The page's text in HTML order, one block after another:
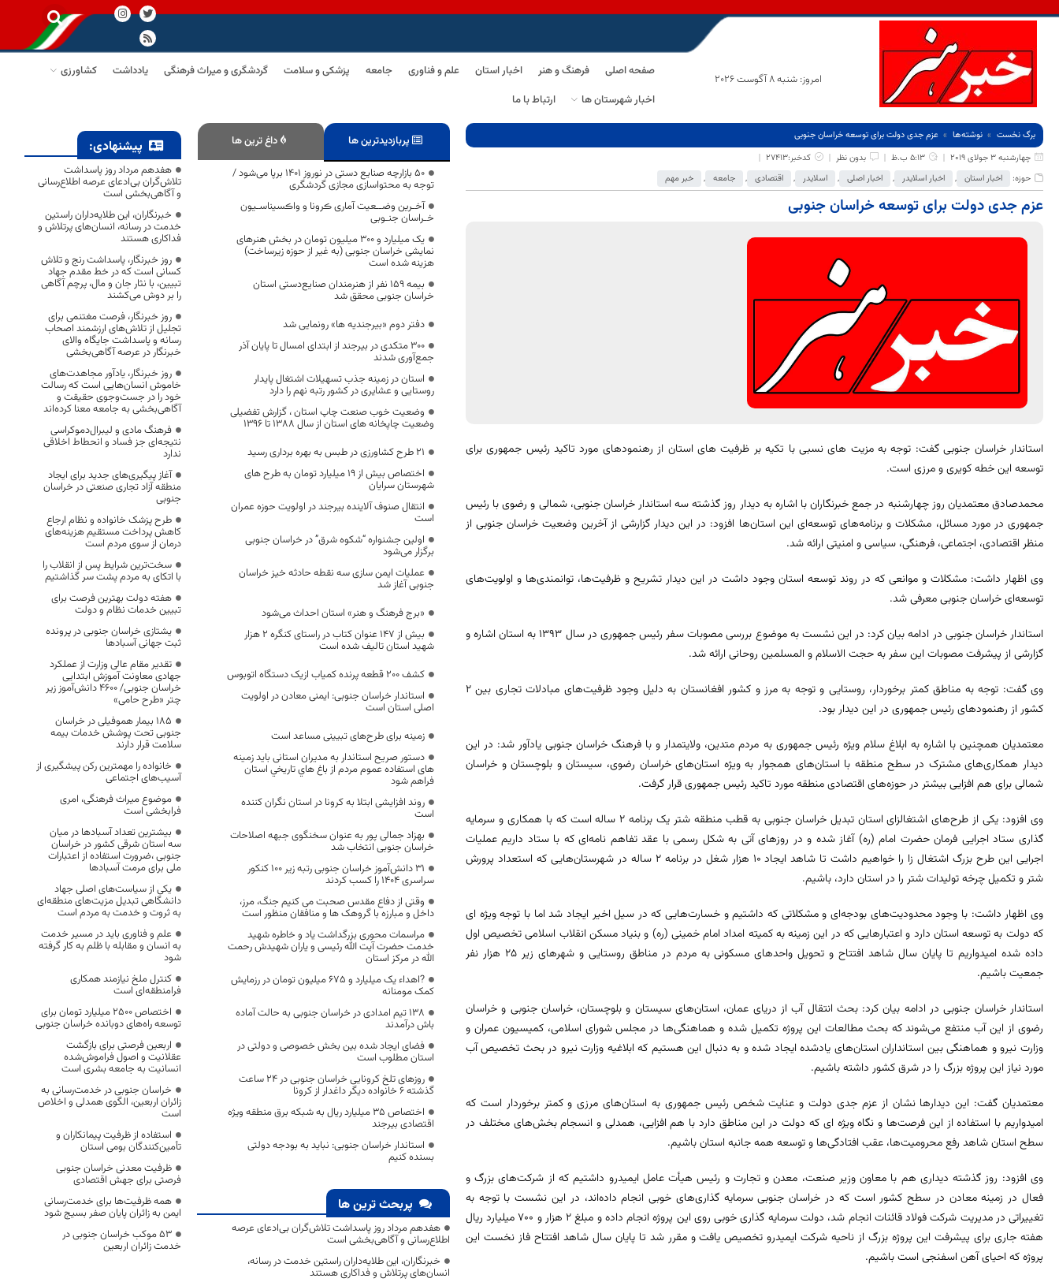
امروز: شنبه 8 آگوست 2026
صفحه اصلی فرهنگ و هنر اخبار استان علم و فناوری جامعه پزشکی و سلامت گردشگری و میراث فرهنگی یادداشت
کشاورزی
اخبار شهرستان ها
ارتباط با ما
برگ نخست نوشته‌ها
عزم جدی دولت برای توسعه خراسان جنوبی
چهارشنبه 3 جولای 2019
5:13 ب.ظ بدون نظر
کدخبر:27413
حوزه:
اخبار استان , اخبار اسلایدر , اخبار اصلی , اسلایدر , اقتصادی , جامعه , خبر مهم
عزم جدی دولت برای توسعه خراسان جنوبی
استاندار خراسان جنوبی گفت: توجه به مزیت های نسبی با تکیه بر ظرفیت های استان از رهنمودهای مورد تاکید رئیس جمهوری برای
توسعه این خطه کویری و مرزی است.
محمدصادق معتمدیان روز چهارشنبه در جمع خبرنگاران با اشاره به دیدار روز گذشته سه استاندار خراسان جنوبی، شمالی و رضوی با رئیس
جمهوری در مورد مسائل، مشکلات و برنامه‌های توسعه‌ای این استان‌ها افزود: در این دیدار گزارشی از آخرین وضعیت خراسان جنوبی از
منظر اقتصادی، اجتماعی، فرهنگی، سیاسی و امنیتی ارائه شد.
وی اظهار داشت: مشکلات و موانعی که در روند توسعه استان وجود داشت در این دیدار تشریح و ظرفیت‌ها، توانمندی‌ها و اولویت‌های
توسعه‌ای خراسان جنوبی معرفی شد.
استاندار خراسان جنوبی در ادامه بیان کرد: در این نشست به موضوع بررسی مصوبات سفر رئیس جمهوری در سال ۱۳۹۳ به استان اشاره و
گزارشی از پیشرفت مصوبات این سفر به حجت الاسلام و المسلمین روحانی ارائه شد.
وی گفت: توجه به مناطق کمتر برخوردار، روستایی و توجه به مرز و کشور افغانستان به دلیل وجود ظرفیت‌های مبادلات تجاری بین ۲
کشور از رهنمودهای رئیس جمهوری در این دیدار بود.
معتمدیان همچنین با اشاره به ابلاغ سلام ویژه رئیس جمهوری به مردم متدین، ولایتمدار و با فرهنگ خراسان جنوبی یادآور شد: در این
دیدار همکاری‌های مشترک در سطح منطقه با استان‌های همجوار به ویژه استان‌های خراسان رضوی، سیستان و بلوچستان و خراسان
شمالی برای هم افزایی بیشتر در حوزه‌های اقتصادی منطقه مورد تاکید رئیس جمهوری قرار گرفت.
وی افزود: یکی از طرح‌های اشتغالزای استان تبدیل خراسان جنوبی به قطب منطقه شتر یک برنامه ۲ ساله است که با همکاری و سرمایه
گذاری ستاد اجرایی فرمان حضرت امام (ره) آغاز شده و در روزهای آتی به شکل رسمی با عقد تفاهم نامه‌ای که با ستاد داریم عملیات
اجرایی این طرح بزرگ اشتغال زا را خواهیم داشت تا شاهد ایجاد ۱۰ هزار شغل در برنامه ۲ ساله در شهرستان‌هایی که استعداد پرورش
شتر و تکمیل چرخه تولیدات شتر را در استان دارد، باشیم.
وی اظهار داشت: با وجود محدودیت‌های بودجه‌ای و مشکلاتی که داشتیم و خسارت‌هایی که در سیل اخیر ایجاد شد اما با توجه ویژه ای
که دولت به توسعه استان دارد و اعتبارهایی که در این زمینه به کمیته امداد امام خمینی (ره) و بنیاد مسکن انقلاب اسلامی تخصیص اول
داده شده امیدواریم تا پایان سال شاهد افتتاح و تحویل واحدهای مسکونی به مردم در مناطق روستایی و شهرهای زیر ۲۵ هزار نفر
جمعیت باشیم.
استاندار خراسان جنوبی در ادامه بیان کرد: بحث انتقال آب از دریای عمان، استان‌های سیستان و بلوچستان، خراسان جنوبی و خراسان
رضوی از این آب منتفع می‌شوند که بحث مطالعات این پروژه تکمیل شده و هماهنگی‌ها در مجلس شورای اسلامی، کمیسیون عمران و
وزارت نیرو و هماهنگی بین استانداران استان‌های یادشده ایجاد شده و به دنبال این هستیم که ابلاغیه وزارت نیرو در بحث تخصیص آب
مورد نیاز این پروژه بزرگ را در شرق کشور داشته باشیم.
معتمدیان گفت: این دیدارها نشان از عزم جدی دولت و عنایت شخص رئیس جمهوری به استان‌های مرزی و کمتر برخوردار است که
امیدواریم با استفاده از این فرصت‌ها و نگاه ویژه ای که دولت در این مناطق دارد با هم افزایی، همدلی و انسجام بخش‌های مختلف در
سطح استان شاهد رفع محرومیت‌ها، عقب افتادگی‌ها و توسعه همه جانبه استان باشیم.
وی افزود: روز گذشته دیداری هم با معاون وزیر صنعت، معدن و تجارت و رئیس هیأت عامل ایمیدرو داشتیم که از شرکت‌های بزرگ و
فعال در زمینه معادن در سطح کشور است که در خراسان جنوبی سرمایه گذاری‌های خوبی انجام داده‌اند، در این نشست با توجه به
تغییراتی در مدیریت شرکت فولاد قائنات انجام شد، دولت سرمایه گذاری خوبی روی این پروژه انجام داده و مبلغ ۲ هزار و ۷۰۰ میلیارد ریال
هفته جاری برای پیشرفت این پروژه بزرگ از ناحیه شرکت ایمیدرو تخصیص یافت و مقرر شد تا پایان سال شاهد افتتاح فاز نخست این
پروژه که احیای آهن اسفنجی است باشیم.
پربازدیدترین ها داغ ترین ها
۵۰ بازارچه صنایع دستی در نوروز ۱۴۰۱ برپا می‌شود /
توجه به محتواسازی مجازی گردشگری
آخـرین وضــعیت آماری ڪرونا و واڪسیناسـیون
خـراسان جنـوبی
یک میلیارد و ۳۰۰ میلیون تومان در بخش هنرهای
نمایشی خراسان جنوبی (به غیر از حوزه زیرساخت)
هزینه شده است
بیمه ۱۵۹ نفر از هنرمندان صنایع‌دستی استان
خراسان جنوبی محقق شد
دفتر دوم «بیرجندیه ها» رونمایی شد
۳۰۰ متکدی در بیرجند از ابتدای امسال تا پایان آذر
جمع‌آوری شدند
استان در زمینه جذب تسهیلات اشتغال پایدار
روستایی و عشایری در کشور رتبه نهم را دارد
وضعیت خوب صنعت چاپ استان ، گزارش تفضیلی
وضعیت چاپخانه های استان از سال 1388 تا 1396
21 طرح کشاورزی در طبس به بهره برداری رسید
اختصاص بیش از 19 میلیارد تومان به طرح های
شهرستان سرایان
انتقال صنوف آلاینده بیرجند در اولویت حوزه عمران
است
اولین جشنواره “شکوه شرق” در خراسان جنوبی
برگزار می‌شود
عملیات ایمن سازی سه نقطه حادثه خیز خراسان
جنوبی آغاز شد
«برج فرهنگ و هنر» استان احداث می‌شود
بیش از 147 عنوان کتاب در راستای کنگره 2 هزار
شهید استان تالیف شده است
کشف 200 قطعه پرنده کمیاب ازیک دستگاه اتوبوس
استاندار خراسان جنوبی: ایمنی معادن در اولویت
اصلی استان است
زمینه برای طرح‌های تبیینی مساعد است
دستور صریح استاندار به مدیران استانی باید زمینه
های استفاده عموم مردم از باغ هاي تاريخي استان
فراهم شود
روند افزایشی ابتلا به کرونا در استان نگران کننده
است
بهزاد جمالی پور به عنوان سخنگوی جبهه اصلاحات
خراسان جنوبی انتخاب شد
۳۱ دانش‌آموز خراسان جنوبی رتبه زیر ۱۰۰ کنکور
سراسری ۱۴۰۴ را کسب کردند
وقتی از دفاع مقدس صحبت می کنیم جنگ، مرز،
داخل و مبارزه با گروهک ها و منافقان منظور است
مراسمات محوری بزرگداشت یاد و خاطره شهید
خدمت حضرت آیت الله رئیسی و یاران شهیدش رحمت
الله در مرکز استان
?اهداء یک میلیارد و ۶۷۵ میلیون تومان در رزمایش
کمک مومنانه
۱۳۸ تیم امدادی در خراسان جنوبی به حالت آماده
باش درآمدند
فضای ایجاد شده بین بخش خصوصی و دولتی در
استان مطلوب است
روزهای تلخ کرونایی خراسان جنوبی در ۲۴ ساعت
گذشته ۶ خانواده دیگر داغدار از کرونا
اختصاص ۳۵ میلیارد ریال به شبکه برق منطقه ویژه
اقتصادی بیرجند
استاندار خراسان جنوبی: نباید به بودجه دولتی
بسنده کنیم
پربحث ترین ها
هفدهم مرداد روز پاسداشت تلاش‌گران بی‌ادعای عرصه
اطلاع‌رسانی و آگاهی‌بخشی است
خبرنگاران، این طلایه‌داران راستین خدمت در رسانه،
انسان‌های پرتلاش و فداکاری هستند
پیشنهادی:
هفدهم مرداد روز پاسداشت
تلاش‌گران بی‌ادعای عرصه اطلاع‌رسانی
و آگاهی‌بخشی است
خبرنگاران، این طلایه‌داران راستین
خدمت در رسانه، انسان‌های پرتلاش و
فداکاری هستند
روز خبرنگار، پاسداشت رنج و تلاش
کسانی است که در خط مقدم جهاد
تبیین، با نثار جان و مال، پرچم آگاهی
را بر دوش می‌کشند
روز خبرنگار، فرصت مغتنمی برای
تجلیل از تلاش‌های ارزشمند اصحاب
رسانه و پاسداشت جایگاه والای
خبرنگار در عرصه آگاهی‌بخشی
روز خبرنگار، یادآور مجاهدت‌های
خاموش انسان‌هایی است که رسالت
خود را در جست‌وجوی حقیقت و
آگاهی‌بخشی به جامعه معنا کرده‌اند
فرهنگ مادی و لیبرال‌دموکراسی
نتیجه‌ای جز فساد و انحطاط اخلاقی
ندارد
آغاز پیگیری‌های جدید برای ایجاد
منطقه آزاد تجاری صنعتی در خراسان
جنوبی
طرح پزشک خانواده و نظام ارجاع
کاهش پرداخت مستقیم هزینه‌های
درمان از سوی مردم است
سخت‌ترین شرایط پس از انقلاب را
با اتکای به مردم پشت سر گذاشتیم
هفته دولت بهترین فرصت برای
تبیین خدمات نظام و دولت
یشتازی خراسان جنوبی در پرونده
ثبت جهانی آسبادها
تقدیر مقام عالی وزارت از عملکرد
جهادی معاونت آموزش ابتدایی
خراسان جنوبی/ ۴۶۰۰ دانش‌آموز زیر
چتر «طرح حامی»
۱۸۵ بیمار هموفیلی در خراسان
جنوبی تحت پوشش خدمات بیمه
سلامت قرار دارند
خانواده را مهمترین رکن پیشگیری از
آسیب‌های اجتماعی
موضوع میراث فرهنگی، امری
فرابخشی است
بیشترین تعداد آسبادها در میان
سه استان شرقی کشور در خراسان
جنوبی ،ضرورت استفاده از اعتبارات
ملی برای مرمت آسبادها
یکی از سیاست‌های اصلی جهاد
دانشگاهی تبدیل مزیت‌های منطقه‌ای
به ثروت و خدمت به مردم است
علم و فناوری باید در مسیر خدمت
به انسان و مقابله با ظلم به کار گرفته
شود
کنترل ملخ نیازمند همکاری
فرامنطقه‌ای است
اختصاص 2500 میلیارد تومان برای
توسعه راه‌های دوبانده خراسان جنوبی
اربعین فرصتی برای بازگشت
عقلانیت و اصول فراموش‌شده
انسانیت به جامعه بشری است
خراسان جنوبی در خدمت‌رسانی به
زائران اربعین، الگوی همدلی و اخلاص
است
استفاده از ظرفیت پیمانکاران و
تأمین‌کنندگان بومی استان
ظرفیت معدنی خراسان جنوبی
فرصتی برای جهش اقتصادی
همه ظرفیت‌ها برای خدمت‌رسانی
ایمن به زائران پایان صفر بسیج شود
53 موکب خراسان جنوبی در
خدمت زائران اربعین